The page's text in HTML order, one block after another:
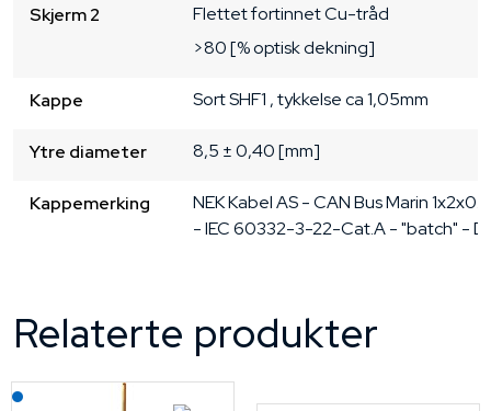
Skjerm 2
Flettet fortinnet Cu-tråd
>80 [% optisk dekning]
Kappe SortSHF1 , tykkelse ca 1,05mm
Ytre diameter 8,5 ± 0,40 [mm]
Kappemerking
NEK Kabel AS - CAN Bus Marin
- IEC 60332-3-22-Cat.A - "batch" -
Relaterte produkter
Lagerført: NEK Kabel